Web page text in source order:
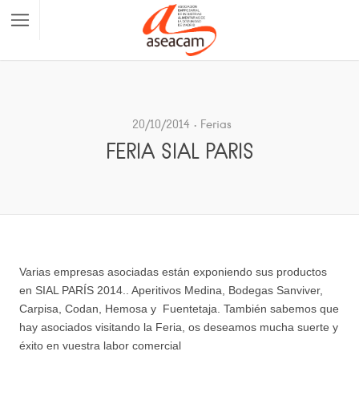
20/10/2014 Ferias
FERIA SIAL PARIS
Varias empresas asociadas están exponiendo sus productos
en SIAL PARÍS 2014.. Aperitivos Medina, Bodegas Sanviver,
Carpisa, Codan, Hemosa y Fuentetaja. También sabemos que
hay asociados visitando la Feria, os deseamos mucha suerte y
éxito en vuestra labor comercial